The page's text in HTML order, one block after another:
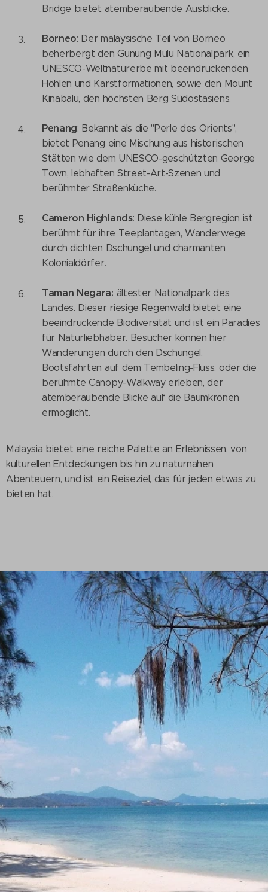
Bridge bietet atemberaubende Ausblicke.
Borneo: Der malaysische Teil von Borneo
beherbergt den Gunung Mulu Nationalpark, ein
UNESCO-Weltnaturerbe mit beeindruckenden
Höhlen und Karstformationen, sowie den Mount
Kinabalu, den höchsten Berg Südostasiens.
Penang: Bekannt als die "Perle des Orients",
bietet Penang eine Mischung aus historischen
Stätten wie dem UNESCO-geschützten George
Town, lebhaften Street-Art-Szenen und
berühmter Straßenküche.
Cameron Highlands: Diese kühle Bergregion ist
berühmt für ihre Teeplantagen, Wanderwege
durch dichten Dschungel und charmanten
Kolonialdörfer.
Taman Negara: ältester Nationalpark des
Landes. Dieser riesige Regenwald bietet eine
beeindruckende Biodiversität und ist ein Paradies
für Naturliebhaber. Besucher können hier
Wanderungen durch den Dschungel,
Bootsfahrten auf dem Tembeling-Fluss, oder die
berühmte Canopy-Walkway erleben, der
atemberaubende Blicke auf die Baumkronen
ermöglicht.
Malaysia bietet eine reiche Palette an Erlebnissen, von
kulturellen Entdeckungen bis hin zu naturnahen
Abenteuern, und ist ein Reiseziel, das für jeden etwas zu
bieten hat.